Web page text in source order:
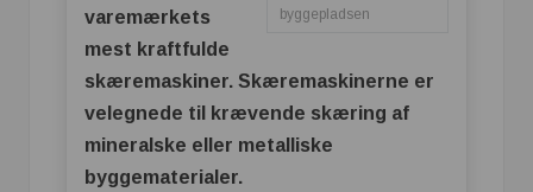
byggepladsen
varemærkets
mest kraftfulde
skæremaskiner. Skæremaskinerne er
velegnede til krævende skæring af
mineralske eller metalliske
byggematerialer.